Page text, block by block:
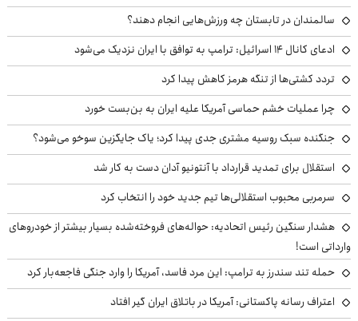
سالمندان در تابستان چه ورزش‌هایی انجام دهند؟
ادعای کانال ۱۴ اسرائیل: ترامپ به توافق با ایران نزدیک می‌شود
تردد کشتی‌ها از تنگه هرمز کاهش پیدا کرد
چرا عملیات خشم حماسی آمریکا علیه ایران به بن‌بست خورد
جنگنده سبک روسیه مشتری جدی پیدا کرد؛ یاک جایگزین سوخو می‌شود؟
استقلال برای تمدید قرارداد با آنتونیو آدان دست به کار شد
سرمربی محبوب استقلالی‌ها تیم جدید خود را انتخاب کرد
هشدار سنگین رئیس اتحادیه: حواله‌های فروخته‌شده بسیار بیشتر از خودروهای
وارداتی است!
حمله تند سندرز به ترامپ: این مرد فاسد، آمریکا را وارد جنگی فاجعه‌بار کرد
اعتراف رسانه پاکستانی: آمریکا در باتلاق ایران گیر افتاد